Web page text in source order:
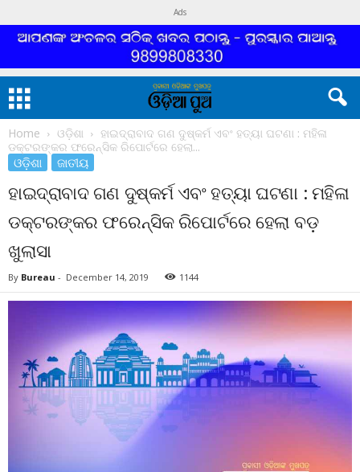
Ads
Home ଓଡ଼ିଶା
ହାଇଦ୍ରାବାଦ ଗଣ ଦୁଷ୍କର୍ମ ଏବଂ ହତ୍ୟା ଘଟଣା : ମହିଳା
ଡକ୍ଟରଙ୍କର ଫରେନ୍ସିକ ରିପୋର୍ଟରେ ହେଲା...
ଓଡ଼ିଶା ଜାତୀୟ
ହାଇଦ୍ରାବାଦ ଗଣ ଦୁଷ୍କର୍ମ ଏବଂ ହତ୍ୟା ଘଟଣା : ମହିଳା
ଡକ୍ଟରଙ୍କର ଫରେନ୍ସିକ ରିପୋର୍ଟରେ ହେଲା ବଡ଼
ଖୁଲାସା
By Bureau - December 14, 2019 1144